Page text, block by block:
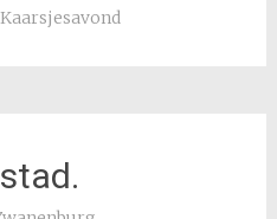
Kaarsjesavond